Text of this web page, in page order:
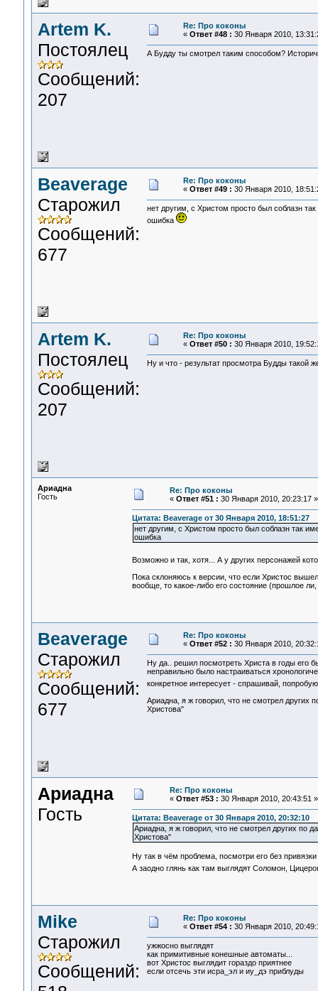
Artem K.
Постоялец
Сообщений:
207
Re: Про коконы
« Ответ #48 : 30 Января 2010,
А Будду ты смотрел таким способом?
Beaverage
Старожил
Сообщений:
677
Re: Про коконы
« Ответ #49 : 30 Января 2010,
нет другим, с Христом просто был соблазн
ошибка
Artem K.
Постоялец
Сообщений:
207
Re: Про коконы
« Ответ #50 : 30 Января 2010,
Ну и что - результат просмотра Будды такой
Ариадна
Гость
Re: Про коконы
« Ответ #51 : 30 Января 2010, 20:23:17 »
Цитата: Beaverage от 30 Января 2010, 18:51:27
нет другим, с Христом просто был соблазн так
ошибка
Возможно и так, хотя... А у других персонажей
Пока склоняюсь к версии, что если Христос
вообще, то какое-либо его состояние (прошлое
Beaverage
Старожил
Сообщений:
677
Re: Про коконы
« Ответ #52 : 30 Января 2010,
Ну да.. решил посмотреть Христа в годы его
неправильно было настраиваться
конкретное интересует - спрашивай,
Ариадна, я ж говорил, что не смотрел других
Христова"
Ариадна
Гость
Re: Про коконы
« Ответ #53 : 30 Января 2010, 20:43:51 »
Цитата: Beaverage от 30 Января 2010, 20:32:10
Ариадна, я ж говорил, что не смотрел других по
Христова"
Ну так в чём проблема, посмотри его без
А заодно глянь как там выглядят Соломон,
Mike
Старожил
Сообщений:
Re: Про коконы
« Ответ #54 : 30 Января 2010,
ужжосно выглядят
как примитивные конешные автоматы...
вот Христос выглядит гораздо приятнее
если отсечь эти исра_эл и иу_дэ приблуды